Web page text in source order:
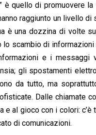
quello di promuovere
raggiunto un livello
è una dozzina di volte
scambio di
e i messaggi
gli spostamenti
da tutto, ma
Dalle chiamate
e al gioco con i colori:
di comunicazioni.